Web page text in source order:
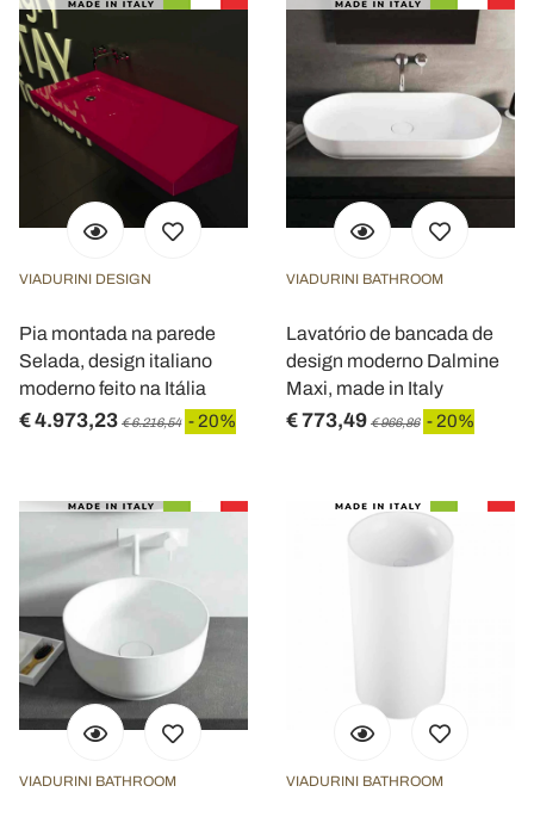
VIADURINI DESIGN
Pia montada na parede
Selada, design italiano
moderno feito na Itália
€ 4.973,23 € 6.216,54 - 20%
VIADURINI BATHROOM
Lavatório de bancada de
design moderno Dalmine
Maxi, made in Italy
€ 773,49 € 966,86 - 20%
VIADURINI BATHROOM VIADURINI BATHROOM